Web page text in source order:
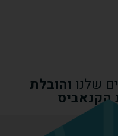
שלנו והובלת